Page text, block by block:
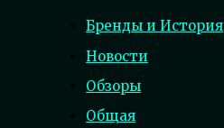
Бренды и История
Новости
Обзоры
Общая